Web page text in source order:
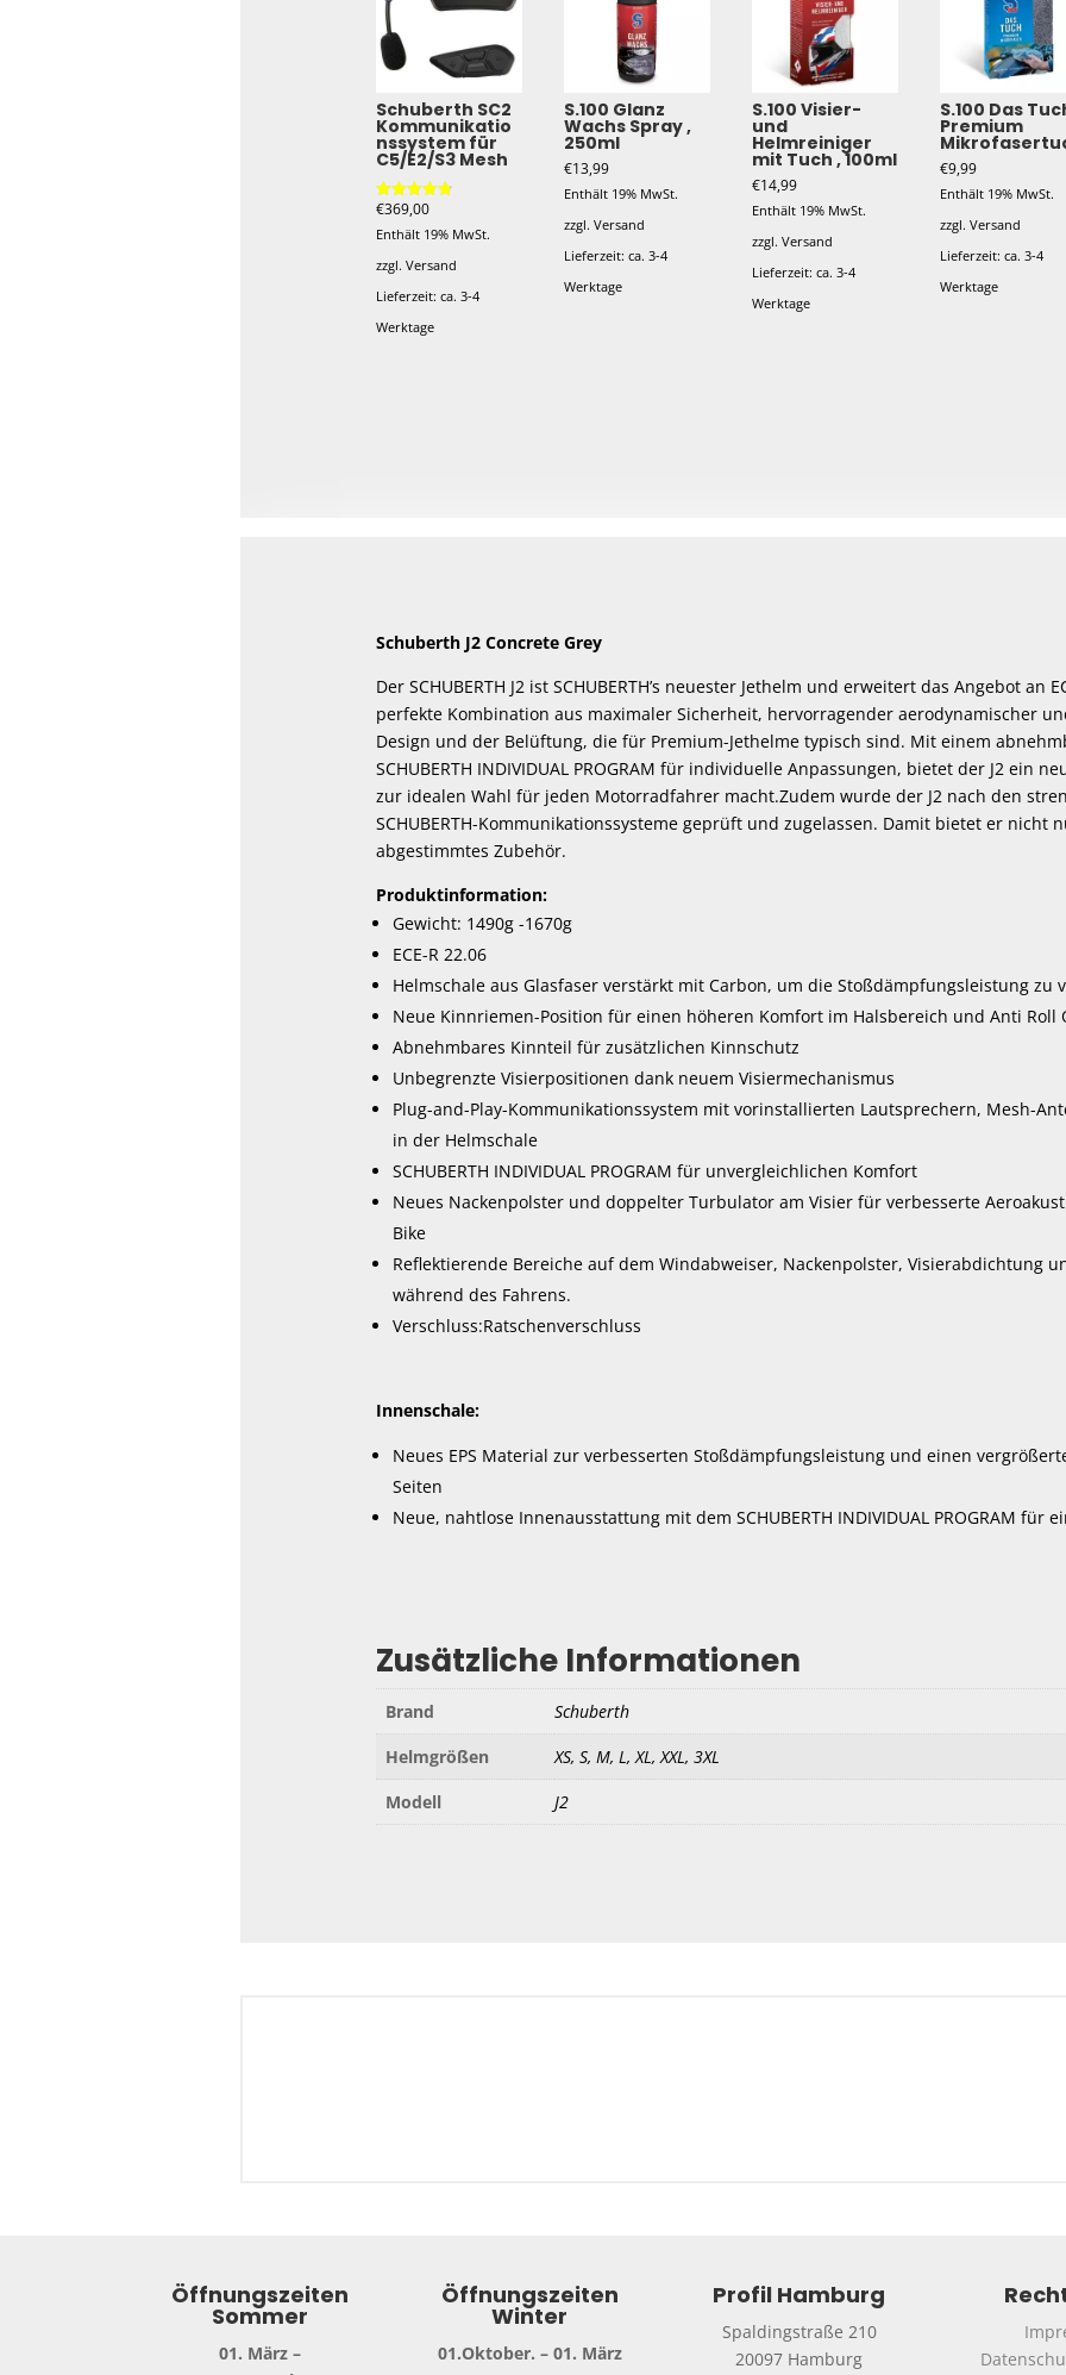
Schuberth SC2
Kommunikatio
nssystem für
C5/E2/S3 Mesh
Bewertet
4.80
€369,00
Enthält 19% MwSt.
zzgl. Versand
Lieferzeit: ca. 3-4
Werktage
S.100 Glanz
Wachs Spray ,
250ml
€13,99
Enthält 19% MwSt.
zzgl. Versand
Lieferzeit: ca. 3-4
Werktage
S.100 Visier-
und
Helmreiniger
mit Tuch , 100ml
€14,99
Enthält 19% MwSt.
zzgl.Versand
Lieferzeit: ca. 3-4
Werktage
S.100 Das
Premium
€9,99
Enthält 19% MwSt.
zzgl.Versand
Lieferzeit: ca. 3-4
Werktage
Schuberth J2 Concrete Grey
Der SCHUBERTH J2 ist SCHUBERTH’s neuester Jethelm und erweitert das Angebot
perfekte Kombination aus maximaler Sicherheit, hervorragender aerodynamischer
Design und der Belüftung, die für Premium-Jethelme typisch sind. Mit einem
SCHUBERTH INDIVIDUAL PROGRAM für individuelle Anpassungen, bietet der J2 ein
zur idealen Wahl für jeden Motorradfahrer macht.Zudem wurde der J2 nach den
SCHUBERTH-Kommunikationssysteme geprüft und zugelassen. Damit bietet er
abgestimmtes Zubehör.
Produktinformation:
Gewicht: 1490g -1670g
ECE-R 22.06
Helmschale aus Glasfaser verstärkt mit Carbon, um die Stoßdämpfungsleistung
Neue Kinnriemen-Position für einen höheren Komfort im Halsbereich und Anti Roll
Abnehmbares Kinnteil für zusätzlichen Kinnschutz
Unbegrenzte Visierpositionen dank neuem Visiermechanismus
Plug-and-Play-Kommunikationssystem mit vorinstallierten Lautsprechern, Mesh-
in der Helmschale
SCHUBERTH INDIVIDUAL PROGRAM für unvergleichlichen Komfort
Neues Nackenpolster und doppelter Turbulator am Visier für verbesserte
Bike
Reflektierende Bereiche auf dem Windabweiser, Nackenpolster, Visierabdichtung
während des Fahrens.
Verschluss:Ratschenverschluss
Innenschale:
Neues EPS Material zur verbesserten Stoßdämpfungsleistung und einen
Seiten
Neue, nahtlose Innenausstattung mit dem SCHUBERTH INDIVIDUAL PROGRAM für
Zusätzliche Informationen
Brand
Schuberth
Helmgrößen
XS, S, M, L, XL, XXL, 3XL
Modell
J2
Öffnungszeiten
Sommer
01. März –
Öffnungszeiten
Winter
01.Oktober. – 01. März
Profil Hamburg
Spaldingstraße 210
20097 Hamburg